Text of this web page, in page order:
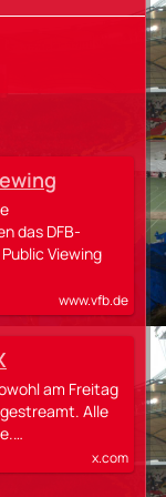
das DFB-
Viewing
www.vfb.de
am Freitag
Alle
x.com